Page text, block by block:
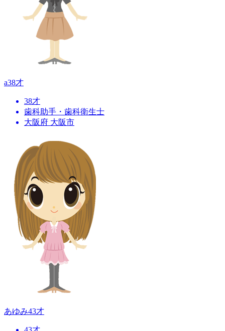
a38才
38才
歯科助手・歯科衛生士
大阪府 大阪市
あゆみ43才